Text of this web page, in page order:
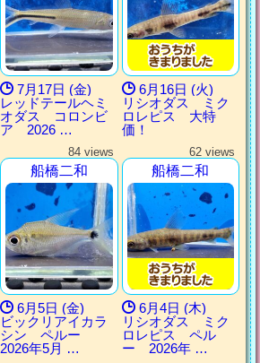
7月17日 (金)
レッドテールヘミ
オダス コロンビ
ア 2026 …
6月16日 (火)
リシオダス ミク
ロレピス 大特
価！
84 views
船橋二和
6月5日 (金)
ビックリアイカラ
シン ペルー
2026年5月 …
62 views
船橋二和
6月4日 (木)
リシオダス ミク
ロレピス ペル
ー 2026年 …